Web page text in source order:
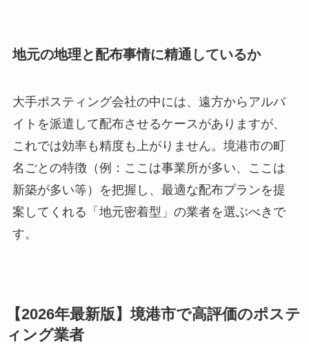
地元の地理と配布事情に精通しているか
大手ポスティング会社の中には、遠方からアルバ
イトを派遣して配布させるケースがありますが、
これでは効率も精度も上がりません。境港市の町
名ごとの特徴（例：ここは事業所が多い、ここは
新築が多い等）を把握し、最適な配布プランを提
案してくれる「地元密着型」の業者を選ぶべきで
す。
【2026年最新版】境港市で高評価のポステ
ィング業者